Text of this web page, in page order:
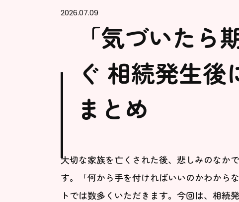
2026.07.09
「気づいたら
ぐ 相続発生
まとめ
大切な家族を亡くされた後、悲しみのなか
す。「何から手を付ければいいのかわから
トでは数多くいただきます。今回は、相続